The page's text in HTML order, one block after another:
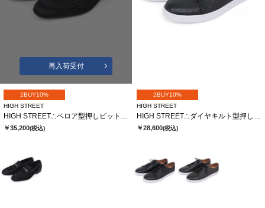
再入荷受付
2BUY10%
HIGH STREET
HIGH STREET∴ベロア型押しビットローファー
￥35,200(税込)
2BUY10%
HIGH STREET
HIGH STREET∴ダイヤキルト型押しドレススニーカー
￥28,600(税込)